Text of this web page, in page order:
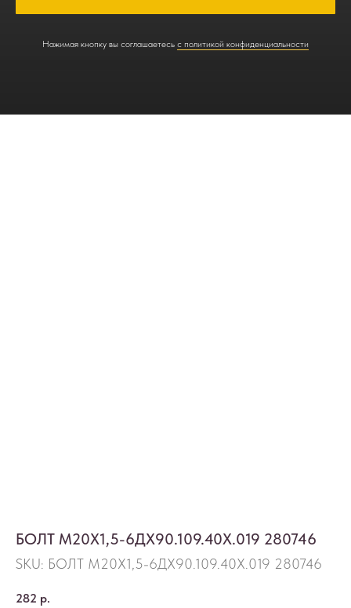
Нажимая кнопку вы соглашаетесь с политикой конфиденциальности
БОЛТ М20Х1,5-6ДХ90.109.40Х.019 280746
SKU: БОЛТ М20Х1,5-6ДХ90.109.40Х.019 280746
282 р.